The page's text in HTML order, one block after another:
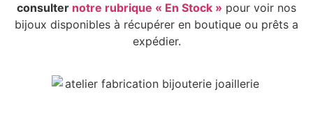
consulter notre rubrique « En Stock » pour voir nos
bijoux disponibles à récupérer en boutique ou prêts a
expédier.